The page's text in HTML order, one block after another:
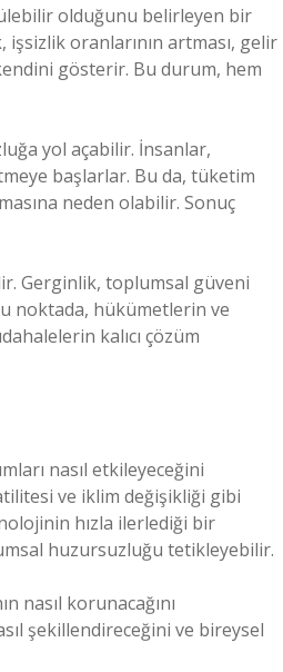
olduğunu belirleyen bir
oranlarının artması, gelir
gösterir. Bu durum, hem
yol açabilir. İnsanlar,
başlarlar. Bu da, tüketim
neden olabilir. Sonuç
Gerginlik, toplumsal güveni
noktada, hükümetlerin ve
kalıcı çözüm
nasıl etkileyeceğini
ve iklim değişikliği gibi
hızla ilerlediği bir
huzursuzluğu tetikleyebilir.
nasıl korunacağını
şekillendireceğini ve bireysel